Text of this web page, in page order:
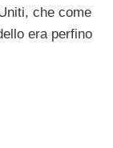
che come
era perfino